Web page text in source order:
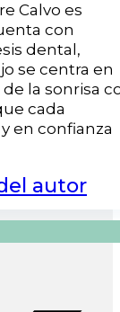
Calvo es
con
dental,
se centra en
la sonrisa
cada
en confianza
autor